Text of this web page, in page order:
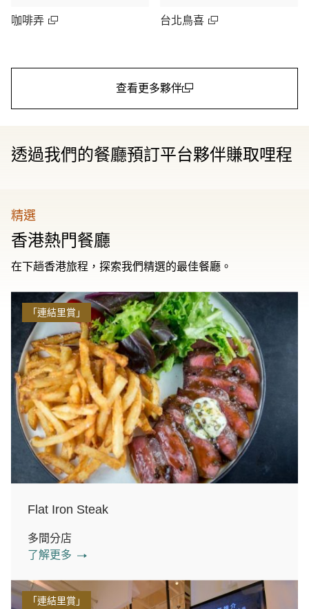
咖啡弄 台北鳥喜
查看更多夥伴
透過我們的餐廳預訂平台夥伴賺取哩程
精選
香港熱門餐廳
在下趟香港旅程，探索我們精選的最佳餐廳。
「連結里賞」
Flat Iron Steak
多間分店
了解更多
「連結里賞」